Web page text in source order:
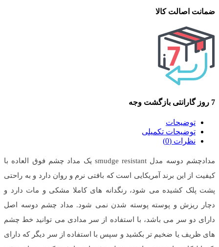
ضمانت اصالت کالا
7 روز گارانتی بازگشت وجه
توضیحات
توضیحات تکمیلی
نظرات (0)
مدادچشم دوسه مدل smudge resistant یک مداد چشم فوق العاده با
کیفیت از این برند آمریکایی است که بافتی نرم و روان دارد و به راحتی
پشت پلک کشیده می شود، رنگدانه های کاملا مشکی و مات دارد و
دچار ریزش و پوسته پوسته شدن نمی شود. مداد چشم دوسه اصل
دارای دو سر می باشد، با استفاده از سر مدادی می توانید خط چشم
های ظریف یا ضخیم تر بکشید و سپس با استفاده از سر دیگر که دارای